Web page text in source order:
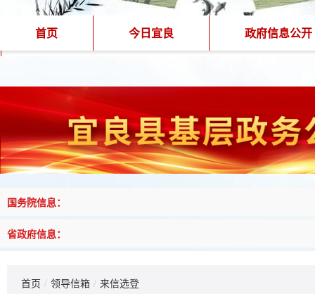
首页 今日宜良 政府信息公开
国务院信息：
省政府信息：
首页 / 领导信箱 / 来信选登